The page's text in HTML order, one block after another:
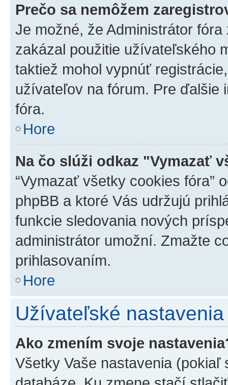
Prečo sa nemôžem
Je možné, že Administrátor
zakázal použitie užívateľského
taktiež mohol vypnúť
užívateľov na fórum. Pre ďalšie
fóra.
Hore
Na čo slúži odkaz "Vymazať
“Vymazať všetky cookies fóra”
phpBB a ktoré Vás udržujú
funkcie sledovania nových
administrátor umožní. Zmažte
prihlasovaním.
Hore
Užívateľské nastavenia
Ako zmením svoje
Všetky Vaše nastavenia